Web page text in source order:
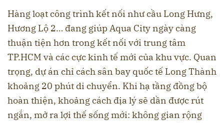
Hàng loạt công trình kết nối như cầu Long Hưng,
Hương Lộ 2… đang giúp Aqua City ngày càng
thuận tiện hơn trong kết nối với trung tâm
TP.HCM và các cực kinh tế mới của khu vực. Quan
trọng, dự án chỉ cách sân bay quốc tế Long Thành
khoảng 20 phút di chuyển. Khi hạ tầng đồng bộ
hoàn thiện, khoảng cách địa lý sẽ dần được rút
ngắn, mở ra lợi thế sống mới: không gian rộng